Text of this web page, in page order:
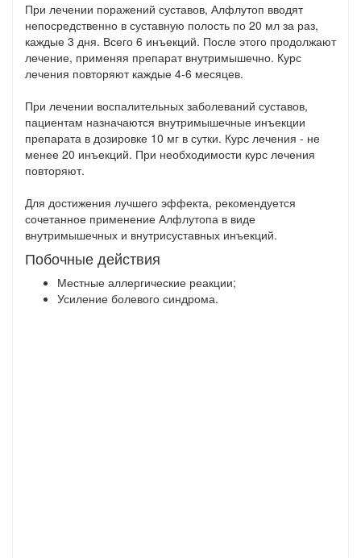
При лечении поражений суставов, Алфлутоп вводят
непосредственно в суставную полость по 20 мл за раз,
каждые 3 дня. Всего 6 инъекций. После этого продолжают
лечение, применяя препарат внутримышечно. Курс
лечения повторяют каждые 4-6 месяцев.
При лечении воспалительных заболеваний суставов,
пациентам назначаются внутримышечные инъекции
препарата в дозировке 10 мг в сутки. Курс лечения - не
менее 20 инъекций. При необходимости курс лечения
повторяют.
Для достижения лучшего эффекта, рекомендуется
сочетанное применение Алфлутопа в виде
внутримышечных и внутрисуставных инъекций.
Побочные действия
Местные аллергические реакции;
Усиление болевого синдрома.